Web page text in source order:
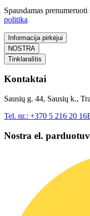
Spausdamas
politika
Informacija pirkėjui
NOSTRA
Tinklaraštis
Kontaktai
Sausių g. 44, Sausių k.,
Tel. nr.: +370 5 216 20 16
Nostra el.